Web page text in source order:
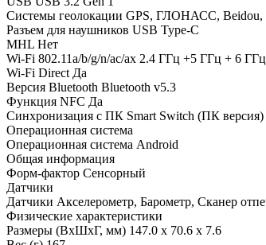
Системы геолокации GPS, ГЛОНАСС, Beidou,
Разъем для наушников USB Type-C
MHL Нет
Wi-Fi 802.11a/b/g/n/ac/ax 2.4 ГГц +5 ГГц + 6
Wi-Fi Direct Да
Версия Bluetooth Bluetooth v5.3
Функция NFC Да
Синхронизация с ПК Smart Switch (ПК версия)
Операционная система
Операционная система Android
Общая информация
Форм-фактор Сенсорный
Датчики
Датчики Акселерометр, Барометр, Сканер
Физические характеристики
Размеры (ВxШxГ, мм) 147.0 x 70.6 x 7.6